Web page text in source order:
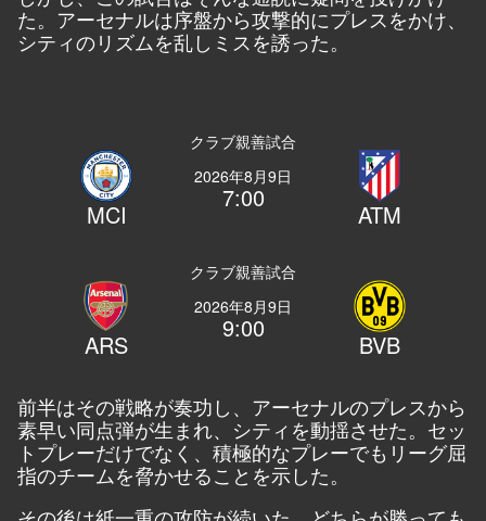
た。アーセナルは序盤から攻撃的にプレスをかけ、
シティのリズムを乱しミスを誘った。
クラブ親善試合
MCI
2026年8月9日
7:00
ATM
クラブ親善試合
ARS
2026年8月9日
9:00
BVB
前半はその戦略が奏功し、アーセナルのプレスから
素早い同点弾が生まれ、シティを動揺させた。セッ
トプレーだけでなく、積極的なプレーでもリーグ屈
指のチームを脅かせることを示した。